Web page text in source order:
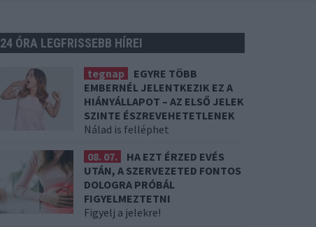
24 ÓRA LEGFRISSEBB HÍREI
tegnap
EGYRE TÖBB
EMBERNÉL JELENTKEZIK EZ A
HIÁNYÁLLAPOT – AZ ELSŐ JELEK
SZINTE ÉSZREVEHETETLENEK
Nálad is felléphet
08. 07.
HA EZT ÉRZED EVÉS
UTÁN, A SZERVEZETED FONTOS
DOLOGRA PRÓBÁL
FIGYELMEZTETNI
Figyelj a jelekre!